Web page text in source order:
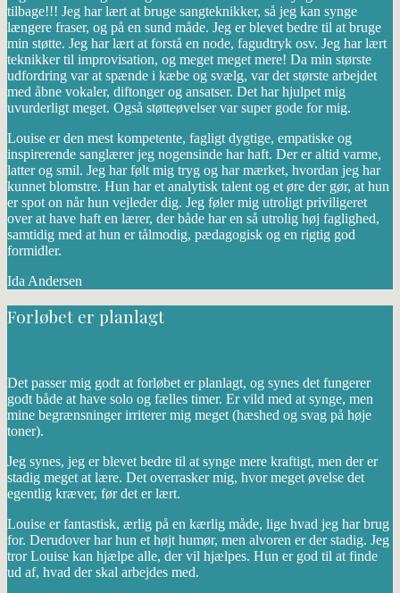
tilbage!!! Jeg har lært at bruge sangteknikker, så jeg kan synge
længere fraser, og på en sund måde. Jeg er blevet bedre til at bruge
min støtte. Jeg har lært at forstå en node, fagudtryk osv. Jeg har lært
teknikker til improvisation, og meget meget mere! Da min største
udfordring var at spænde i kæbe og svælg, var det største arbejdet
med åbne vokaler, diftonger og ansatser. Det har hjulpet mig
uvurderligt meget. Også støtteøvelser var super gode for mig.
Louise er den mest kompetente, fagligt dygtige, empatiske og
inspirerende sanglærer jeg nogensinde har haft. Der er altid varme,
latter og smil. Jeg har følt mig tryg og har mærket, hvordan jeg har
kunnet blomstre. Hun har et analytisk talent og et øre der gør, at hun
er spot on når hun vejleder dig. Jeg føler mig utroligt priviligeret
over at have haft en lærer, der både har en så utrolig høj faglighed,
samtidig med at hun er tålmodig, pædagogisk og en rigtig god
formidler.
Ida Andersen
Forløbet er planlagt
Det passer mig godt at forløbet er planlagt, og synes det fungerer
godt både at have solo og fælles timer. Er vild med at synge, men
mine begrænsninger irriterer mig meget (hæshed og svag på høje
toner).
Jeg synes, jeg er blevet bedre til at synge mere kraftigt, men der er
stadig meget at lære. Det overrasker mig, hvor meget øvelse det
egentlig kræver, før det er lært.
Louise er fantastisk, ærlig på en kærlig måde, lige hvad jeg har brug
for. Derudover har hun et højt humør, men alvoren er der stadig. Jeg
tror Louise kan hjælpe alle, der vil hjælpes. Hun er god til at finde
ud af, hvad der skal arbejdes med.